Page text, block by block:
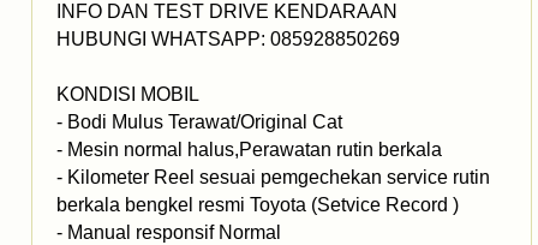
INFO DAN TEST DRIVE KENDARAAN
HUBUNGI WHATSAPP: 085928850269
KONDISI MOBIL
- Bodi Mulus Terawat/Original Cat
- Mesin normal halus,Perawatan rutin berkala
- Kilometer Reel sesuai pemgechekan service rutin
berkala bengkel resmi Toyota (Setvice Record )
- Manual responsif Normal